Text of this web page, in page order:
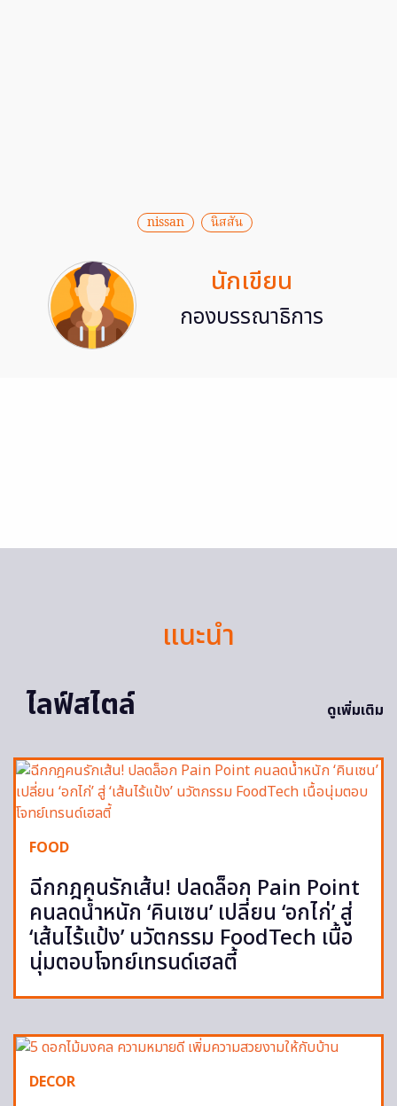
nissan นิสสัน
นักเขียน
กองบรรณาธิการ
แนะนำ
ไลฟ์สไตล์
ดูเพิ่มเติม
FOOD
ฉีกกฎคนรักเส้น! ปลดล็อก Pain Point
คนลดน้ำหนัก ‘คินเซน’ เปลี่ยน ‘อกไก่’ สู่
‘เส้นไร้แป้ง’ นวัตกรรม FoodTech เนื้อ
นุ่มตอบโจทย์เทรนด์เฮลตี้
DECOR